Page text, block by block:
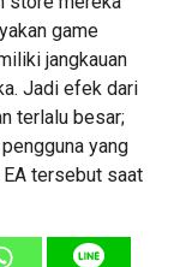
game
jangkauan
Jadi efek dari
terlalu besar;
yang
tersebut saat